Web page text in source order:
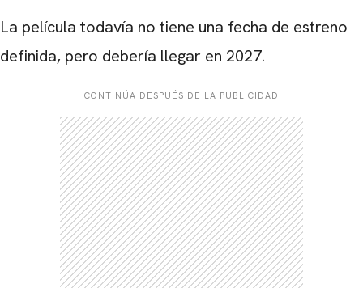
La película todavía no tiene una fecha de estreno
definida, pero debería llegar en 2027.
CONTINÚA DESPUÉS DE LA PUBLICIDAD